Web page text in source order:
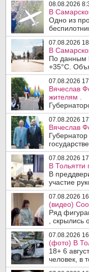
08.08.2026
В
Одно из
07.08.2026
В
По данным
+35°C.
07.08.2026
Вячеслав
жителям .
07.08.2026
Вячеслав
07.08.2026
В Тольятти
В
участие
07.08.2026
(видео)
Ряд
, скрылись
07.08.2026
(фото) В
18+ 6
человек, в